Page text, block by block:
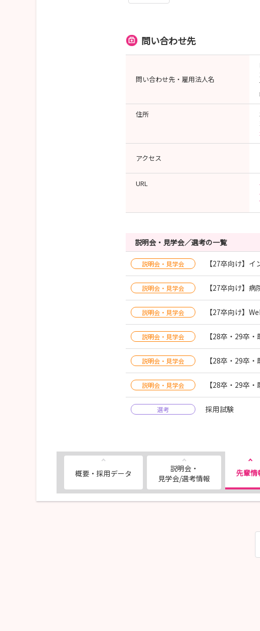
問い合わせ先
問い合わせ先・雇用法人名
住所
アクセス
URL
説明会・見学会／選考の一覧
説明会・見学会 【27卒向け】
説明会・見学会 【27卒向け】病
説明会・見学会 【27卒向け】
説明会・見学会 【28卒・29卒
説明会・見学会 【28卒・29卒
説明会・見学会 【28卒・29卒
選考 採用試験
概要・採用データ
説明会・
見学会/選考情報
先輩情